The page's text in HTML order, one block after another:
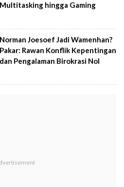
Multitasking hingga Gaming
Norman Joesoef Jadi Wamenhan?
Pakar: Rawan Konflik Kepentingan
dan Pengalaman Birokrasi Nol